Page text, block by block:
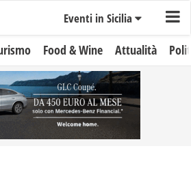
Eventi in Sicilia
Food & Wine Attualità